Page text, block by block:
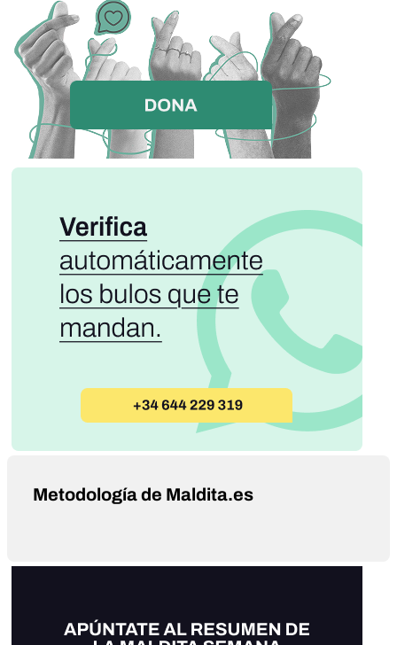
Metodología de Maldita.es